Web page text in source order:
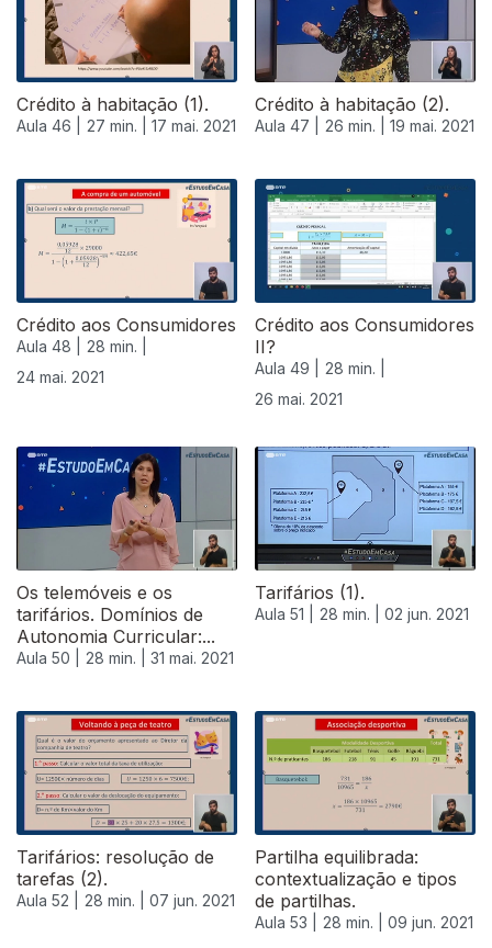
Crédito à habitação (1).
Aula 46 | 27 min. | 17 mai. 2021
Crédito à habitação (2).
Aula 47 | 26 min. | 19 mai. 2021
Crédito aos Consumidores
Aula 48 |
28 min. |
24 mai. 2021
Crédito aos Consumidores
II?
Aula 49 |
28 min. |
26 mai. 2021
Os telemóveis e os
tarifários. Domínios de
Autonomia Curricular:...
Aula 50 | 28 min. | 31 mai. 2021
Tarifários (1).
Aula 51 | 28 min. | 02 jun. 2021
Tarifários: resolução de
tarefas (2).
Aula 52 | 28 min. | 07 jun. 2021
Partilha equilibrada:
contextualização e tipos
de partilhas.
Aula 53 | 28 min. | 09 jun. 2021